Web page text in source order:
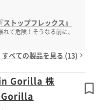
トップフレックス』
て危険！そうなる前に、
すべての製品を見る (13)
Gorilla 株